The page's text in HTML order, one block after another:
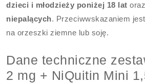
dzieci i młodzieży poniżej 18 lat
niepalących. Przeciwwskazaniem
na orzeszki ziemne lub soję.
Dane techniczne
2 mg + NiQuitin Mini